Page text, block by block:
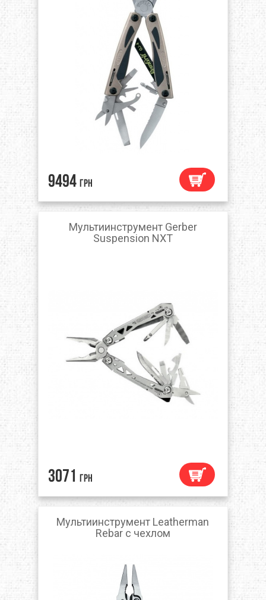
9494 грн
Мультиинструмент Gerber
Suspension NXT
3071 грн
Мультиинструмент Leatherman
Rebar с чехлом